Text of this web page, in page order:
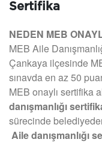
Sertifika
NEDEN MEB
MEB Aile
Çankaya ilçesinde
sınavda en az 50
MEB onaylı sertifika
danışmanlığı
sürecinde
Aile danışmanlığı